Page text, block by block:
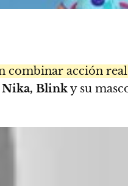
combinar acción
Nika, Blinky su